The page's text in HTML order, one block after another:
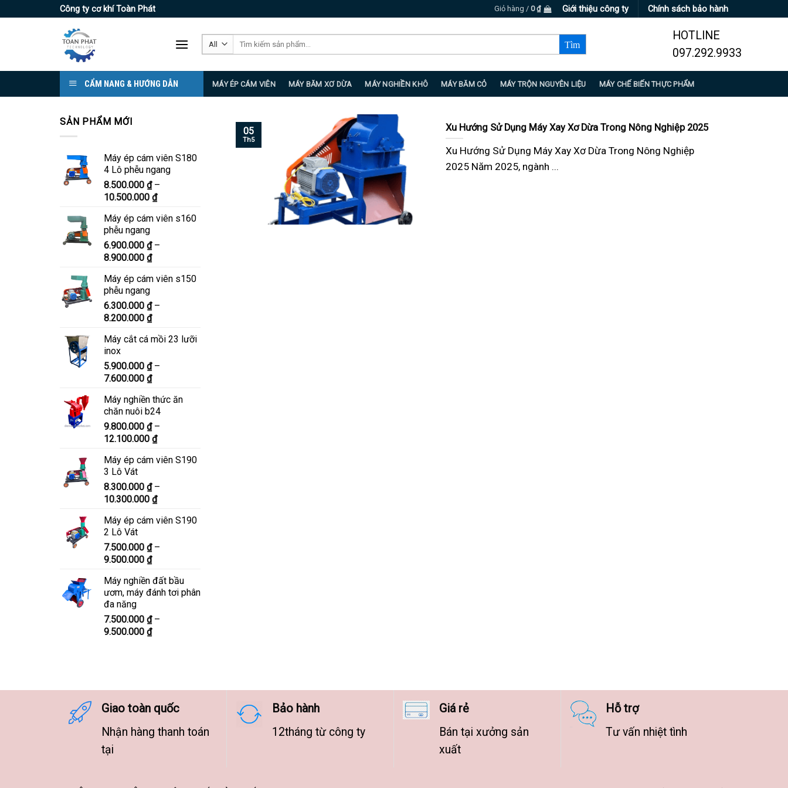
to
Công ty cơ khí Toàn Phát Giỏ hàng / 0₫ Giới thiệu công ty Chính sách bảo hành
Tìm
HOTLINE
097.292.9933
CẨM NANG & HƯỚNG DẪN MÁY ÉP CÁM VIÊN MÁY BĂM XƠ DỪA MÁY NGHIỀN KHÔ MÁY BĂM CỎ MÁY TRỘN NGUYÊN LIỆU MÁY CHẾ BIẾN THỰC PHẨM
SẢN PHẨM MỚI
Máy ép cám viên S180
4 Lô phễu ngang
8.500.000 ₫ –
10.500.000 ₫Khoảng
từ
đến
Máy ép cám viên s160
phễu ngang
6.900.000 ₫ –
8.900.000 ₫Khoảng
từ
đến
8.900.000 ₫
Máy ép cám viên s150
phễu ngang
6.300.000 ₫ –
8.200.000 ₫Khoảng
từ
đến
8.200.000 ₫
Máy cắt cá mồi 23 lưỡi
inox
5.900.000 ₫ –
7.600.000 ₫Khoảng
từ
5.900.000 ₫
đến
7.600.000 ₫
Máy nghiền thức ăn
chăn nuôi b24
9.800.000 ₫ –
12.100.000 ₫Khoảng
từ
đến
12.100.000 ₫
Máy ép cám viên S190
3 Lô Vát
8.300.000 ₫ –
10.300.000 ₫Khoảng
từ
đến
Máy ép cám viên S190
2 Lô Vát
7.500.000 ₫ –
9.500.000 ₫Khoảng
từ
7.500.000 ₫
9.500.000 ₫
Máy nghiền đất bầu
ươm, máy đánh tơi phân
đa năng
7.500.000 ₫ –
9.500.000 ₫Khoảng
9.500.000 ₫
Xu Hướng Sử Dụng Máy Xay Xơ Dừa Trong Nông Nghiệp 2025
Xu Hướng Sử Dụng Máy Xay Xơ Dừa Trong Nông Nghiệp
2025 Năm 2025, ngành ...
05
Th5
Giao toàn quốc
Nhận hàng thanh toán
tại
Bảo hành
12tháng từ công ty
Giá rẻ
Bán tại xưởng sản
xuất
Hỗ trợ
Tư vấn nhiệt tình